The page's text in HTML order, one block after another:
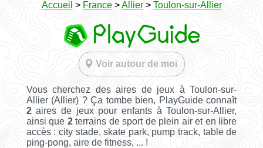
Accueil > France>Allier> Toulon-sur-Allier
Voir autour de moi
Vous cherchez des aires de jeux à Toulon-sur-
Allier (Allier) ? Ça tombe bien, PlayGuide connaît
2aires de jeux pour enfants à Toulon-sur-Allier,
ainsi que 2terrains de sport de plein air et en libre
accès : city stade, skate park, pump track, table de
ping-pong, aire de fitness, ... !